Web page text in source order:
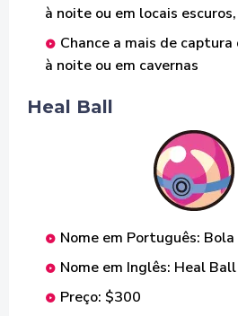
à noite ou em locais
Chance a mais de
à noite ou em cavernas
Heal Ball
Nome em Português: Bola
Nome em Inglês: Heal Ball
Preço: $300